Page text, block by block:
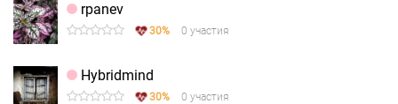
rpanev
30% 0 участия
Hybridmind
30% 0 участия